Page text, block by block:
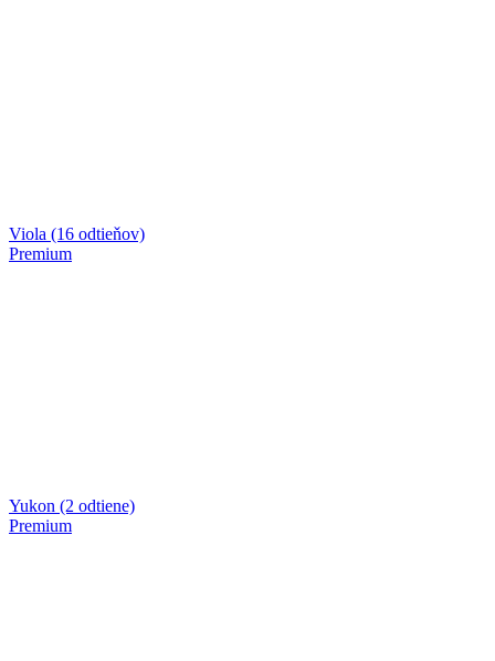
Viola (16 odtieňov)
Premium
Yukon (2 odtiene)
Premium